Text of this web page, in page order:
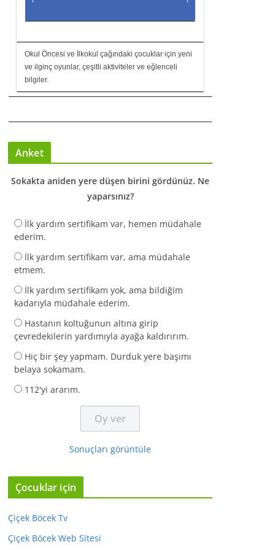
Okul Öncesi ve İlkokul çağındaki çocuklar için yeni
ve ilginç oyunlar, çeşitli aktiviteler ve eğlenceli
bilgiler.
Anket
Sokakta aniden yere düşen birini gördünüz. Ne
yaparsınız?
İlk yardım sertifikam var, hemen müdahale
ederim.
İlk yardım sertifikam var, ama müdahale
etmem.
İlk yardım sertifikam yok, ama bildiğim
kadarıyla müdahale ederim.
Hastanın koltuğunun altına girip
çevredekilerin yardımıyla ayağa kaldırırım.
Hiç bir şey yapmam. Durduk yere başımı
belaya sokamam.
112'yi ararım.
Sonuçları görüntüle
Çocuklar için
Çiçek Böcek Tv
Çiçek Böcek Web Sitesi